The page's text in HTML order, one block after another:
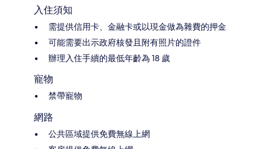
入住須知
需提供信用卡、金融卡或以現金做為雜費的押金
可能需要出示政府核發且附有照片的證件
辦理入住手續的最低年齡為 18 歲
寵物
禁帶寵物
網路
公共區域提供免費無線上網